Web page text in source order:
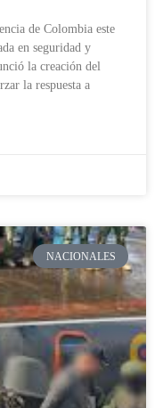
de Colombia este
en seguridad y
la creación del
la respuesta a
NACIONALES